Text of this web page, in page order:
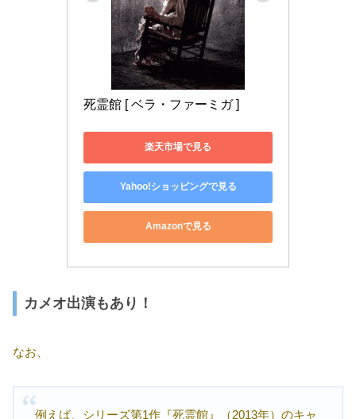
死霊館 [ ベラ・ファーミガ ]
楽天市場で見る
Yahoo!ショッピングで見る
Amazonで見る
カメオ出演もあり！
なお、
例えば、シリーズ第1作『死霊館』（2013年）のキャ